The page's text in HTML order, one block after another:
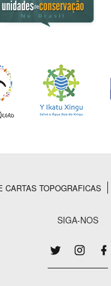
CARTAS TOPOGRAFICAS
SIGA-NOS